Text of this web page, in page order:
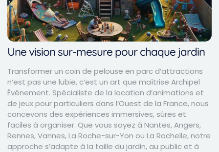
Une vision sur-mesure pour chaque jardin
Transformer un coin de pelouse en parc d’attractions
n’est pas une lubie, c’est un art que maîtrise Archipel
Événement. Spécialiste de la location d’animations et
de jeux pour particuliers dans l’Ouest de la France, nous
concevons des expériences immersives, sûres et
faciles à organiser. Que vous soyez à Nantes, Angers,
Rennes, Vannes, La Roche-sur-Yon ou La Rochelle, notre
approche s’adapte à la taille du jardin, au public et à